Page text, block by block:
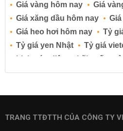
Giá vàng hôm nay
Giá
Giá xăng dầu hôm nay
Giá heo hơi hôm nay
Tỷ
Tỷ giá yen Nhật
Tỷ giá
Lịch cúp điện
Lãi suất
Lãi suất tiết kiệm
Lãi suất
Lãi suất ngân hàng BIDV
TRANG TTĐTTH CỦA CÔNG TY